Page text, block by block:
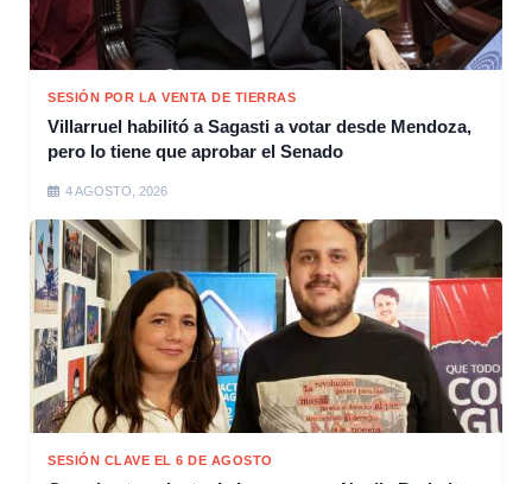
SESIÓN POR LA VENTA DE TIERRAS
Villarruel habilitó a Sagasti a votar desde Mendoza,
pero lo tiene que aprobar el Senado
4 AGOSTO, 2026
SESIÓN CLAVE EL 6 DE AGOSTO